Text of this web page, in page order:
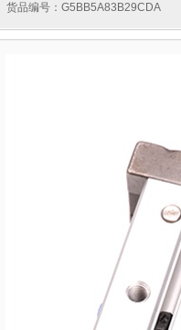
货品编号：G5BB5A83B29CDA